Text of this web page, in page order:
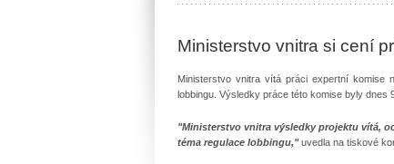
Ministerstvo vnitra si cení
Ministerstvo vnitra vítá práci expertní komise
lobbingu. Výsledky práce této komise byly dnes
"Ministerstvo vnitra výsledky projektu vítá,
téma regulace lobbingu,"uvedla na tiskové